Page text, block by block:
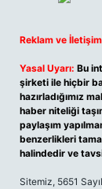
Reklam ve
Yasal Uyarı: Bu
şirketi ile hiçbir
hazırladığımız
haber niteliği
paylaşım
benzerlikleri
halindedir ve
Sitemiz, 5651